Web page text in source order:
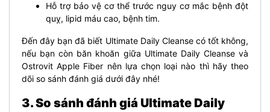
Hỗ trợ bảo vệ cơ thể trước nguy cơ mắc bệnh đột
quỵ, lipid máu cao, bệnh tim.
Đến đây bạn đã biết Ultimate Daily Cleanse có tốt không,
nếu bạn còn băn khoăn giữa Ultimate Daily Cleanse và
Ostrovit Apple Fiber nên lựa chọn loại nào thì hãy theo
dõi so sánh đánh giá dưới đây nhé!
3. So sánh đánh giá Ultimate Daily